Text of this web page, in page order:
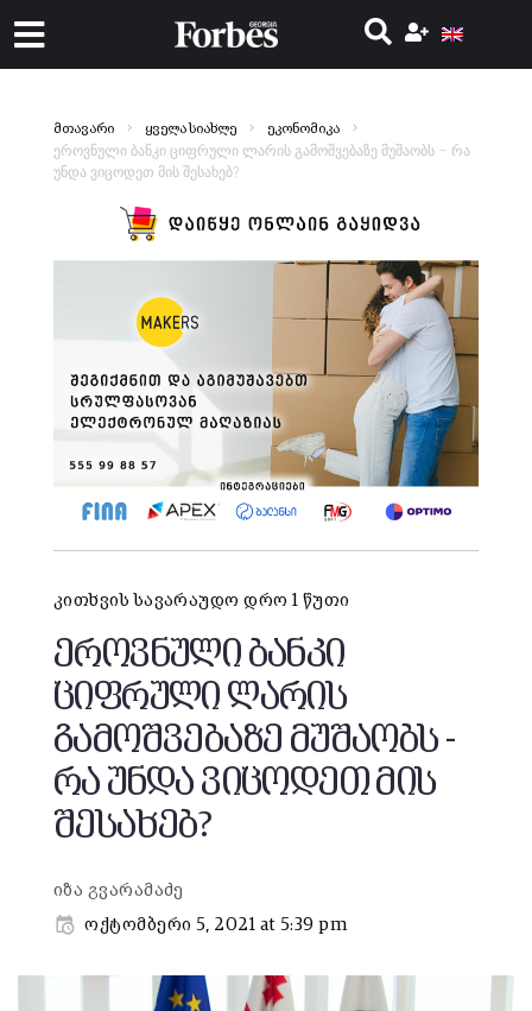
მთავარი ყველა სიახლე ეკონომიკა
ეროვნული ბანკი ციფრული ლარის გამოშვებაზე მუშაობს – რა
უნდა ვიცოდეთ მის შესახებ?
კითხვის სავარაუდო დრო 1 წუთი
ეროვნული ბანკი
ციფრული ლარის
გამოშვებაზე მუშაობს -
რა უნდა ვიცოდეთ მის
შესახებ?
იზა გვარამაძე
ოქტომბერი 5, 2021 at 5:39 pm